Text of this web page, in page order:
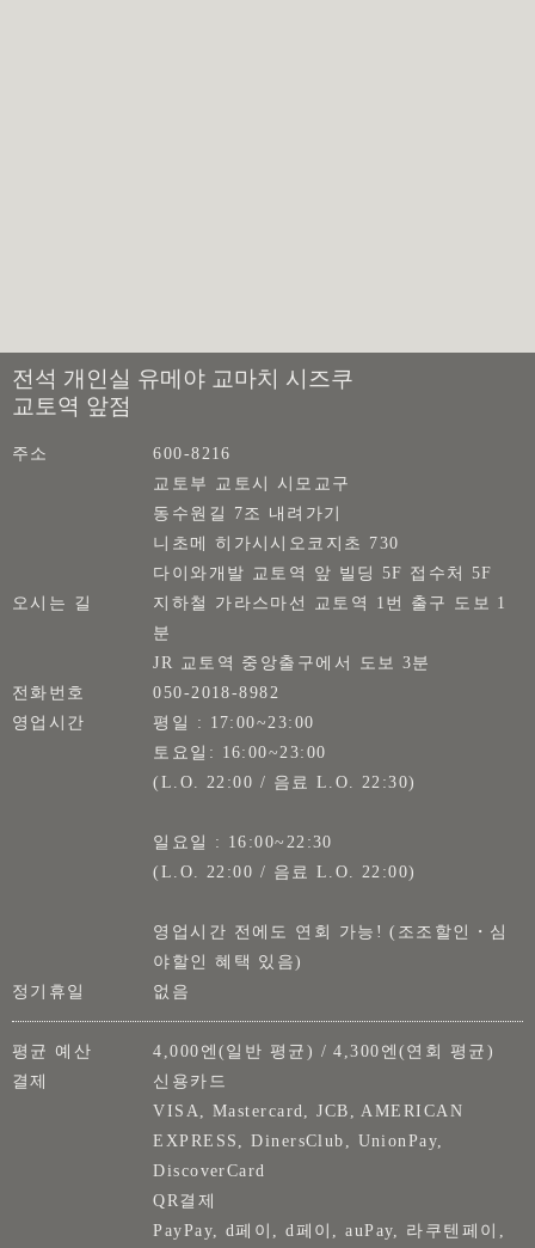
전석 개인실 유메야 교마치 시즈쿠
교토역 앞점
주소
600-8216
교토부 교토시 시모교구
동수원길 7조 내려가기
니초메 히가시시오코지초 730
다이와개발 교토역 앞 빌딩 5F 접수처 5F
오시는 길
지하철 가라스마선 교토역 1번 출구 도보 1
분
JR 교토역 중앙출구에서 도보 3분
전화번호
050-2018-8982
영업시간
평일 : 17:00~23:00
토요일: 16:00~23:00
(L.O. 22:00 / 음료 L.O. 22:30)
일요일 : 16:00~22:30
(L.O. 22:00 / 음료 L.O. 22:00)
영업시간 전에도 연회 가능! (조조할인・심
야할인 혜택 있음)
정기휴일
없음
평균 예산
4,000엔(일반 평균) / 4,300엔(연회 평균)
결제
신용카드
VISA, Mastercard, JCB, AMERICAN
EXPRESS, DinersClub, UnionPay,
DiscoverCard
QR결제
PayPay, d페이, d페이, auPay, 라쿠텐페이,